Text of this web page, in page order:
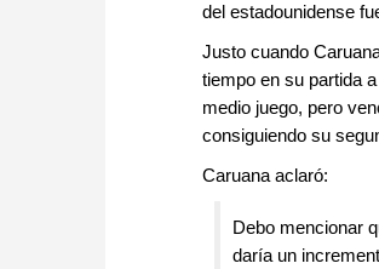
del estadounidense
Justo cuando
tiempo en su partida
medio juego, pero
consiguiendo su
Caruana aclaró:
Debo mencionar
daría un